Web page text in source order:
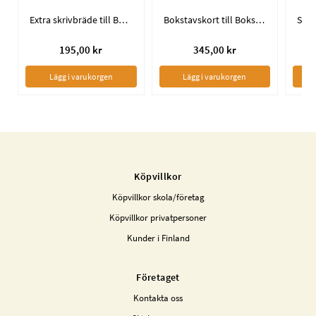
Extra skrivbräde till Bokstavslådan
195,00 kr
Lägg i varukorgen
Bokstavskort till Bokstavslådan
345,00 kr
Lägg i varukorgen
Köpvillkor
Köpvillkor skola/företag
Köpvillkor privatpersoner
Kunder i Finland
Företaget
Kontakta oss